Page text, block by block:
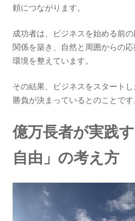
頼につながります。
成功者は、ビジネスを始める前
関係を築き、自然と周囲からの
環境を整えています。
その結果、ビジネスをスタート
勝負が決まっているとのことです
億万長者が実践
自由」の考え方